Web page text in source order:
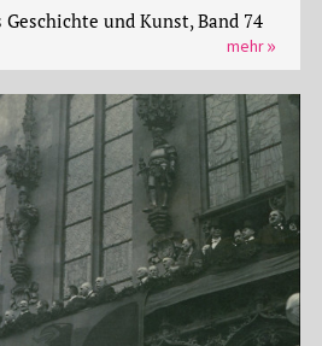
und Kunst, Band 74
mehr